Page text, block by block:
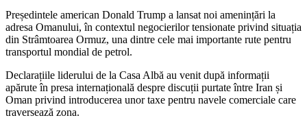
Președintele american Donald Trump a lansat noi amenințări la
adresa Omanului, în contextul negocierilor tensionate privind situația
din Strâmtoarea Ormuz, una dintre cele mai importante rute pentru
transportul mondial de petrol.
Declarațiile liderului de la Casa Albă au venit după informații
apărute în presa internațională despre discuții purtate între Iran și
Oman privind introducerea unor taxe pentru navele comerciale care
traversează zona.